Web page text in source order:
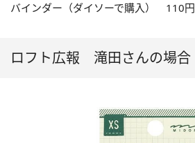
バインダー（ダイソーで購入） 110円
ロフト広報 滝田さんの場合